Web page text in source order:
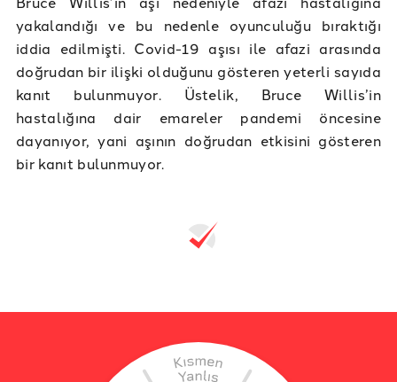
yakalandığı ve bu nedenle oyunculuğu bıraktığı
iddia edilmişti. Covid-19 aşısı ile afazi arasında
doğrudan bir ilişki olduğunu gösteren yeterli sayıda
kanıt bulunmuyor. Üstelik, Bruce Willis’in
hastalığına dair emareler pandemi öncesine
dayanıyor, yani aşının doğrudan etkisini gösteren
bir kanıt bulunmuyor.